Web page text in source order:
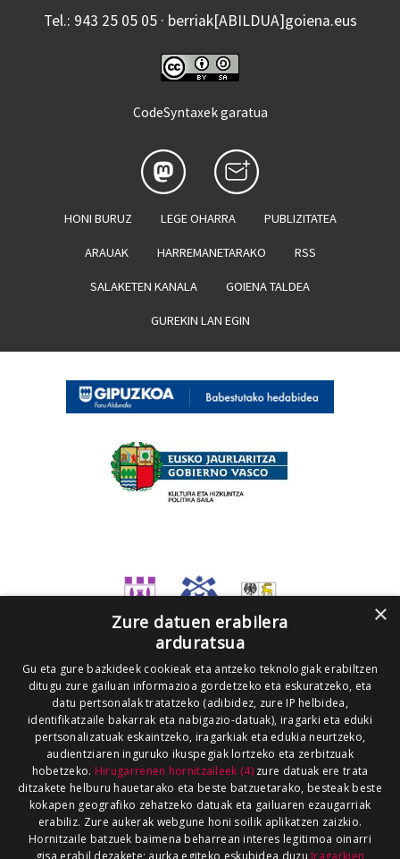
Tel.: 943 25 05 05 · berriak[ABILDUA]goiena.eus
CodeSyntaxek garatua
HONI BURUZ LEGE OHARRA PUBLIZITATEA
ARAUAK HARREMANETARAKO RSS
SALAKETEN KANALA GOIENA TALDEA
GUREKIN LAN EGIN
×
Zure datuen erabilera
arduratsua
Gu eta gure bazkideek cookieak eta antzeko teknologiak erabiltzen
ditugu zure gailuan informazioa gordetzeko eta eskuratzeko, eta
datu pertsonalak tratatzeko (adibidez, zure IP helbidea,
identifikatzaile bakarrak eta nabigazio-datuak), iragarki eta eduki
pertsonalizatuak eskaintzeko, iragarkiak eta edukia neurtzeko,
audientziaren inguruko ikuspegiak lortzeko eta zerbitzuak
hobetzeko. Hirugarrenen hornitzaileek (4)zure datuak ere trata
ditzakete helburu hauetarako eta beste batzuetarako, besteak beste
kokapen geografiko zehatzeko datuak eta gailuaren ezaugarriak
erabiliz. Zure aukerak webgune honi soilik aplikatzen zaizkio.
Hornitzaile batzuek baimena beharrean interes legitimoa oinarri
gisa erabil dezakete; aurka egiteko eskubidea duzu Iragarkien